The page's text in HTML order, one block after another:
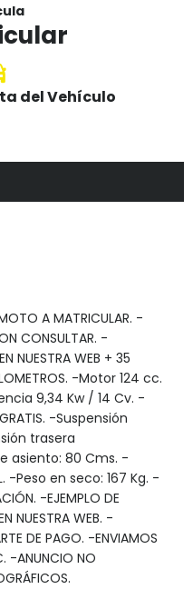
del Vehículo
A MATRICULAR. -
CONSULTAR. -
NUESTRA WEB + 35
-Motor 124 cc.
9,34 Kw / 14 Cv. -
-Suspensión
trasera
asiento: 80 Cms. -
-Peso en seco: 167 Kg. -
-EJEMPLO DE
NUESTRA WEB. -
DE PAGO. -ENVIAMOS
-ANUNCIO NO